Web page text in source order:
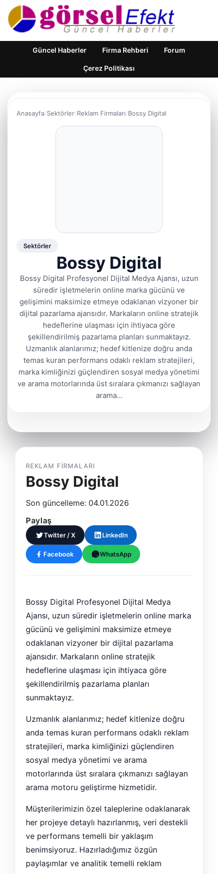
Güncel Haberler Firma Rehberi Forum
Çerez Politikası
Anasayfa Sektörler Reklam Firmaları Bossy Digital
Sektörler
Bossy Digital
Bossy Digital Profesyonel Dijital Medya Ajansı, uzun
süredir işletmelerin online marka gücünü ve
gelişimini maksimize etmeye odaklanan vizyoner bir
dijital pazarlama ajansıdır. Markaların online stratejik
hedeflerine ulaşması için ihtiyaca göre
şekillendirilmiş pazarlama planları sunmaktayız.
Uzmanlık alanlarımız; hedef kitlenize doğru anda
temas kuran performans odaklı reklam stratejileri,
marka kimliğinizi güçlendiren sosyal medya yönetimi
ve arama motorlarında üst sıralara çıkmanızı sağlayan
arama…
REKLAM FIRMALARI
Bossy Digital
Son güncelleme: 04.01.2026
Paylaş
Twitter / X LinkedIn
Facebook WhatsApp
Bossy Digital Profesyonel Dijital Medya
Ajansı, uzun süredir işletmelerin online marka
gücünü ve gelişimini maksimize etmeye
odaklanan vizyoner bir dijital pazarlama
ajansıdır. Markaların online stratejik
hedeflerine ulaşması için ihtiyaca göre
şekillendirilmiş pazarlama planları
sunmaktayız.
Uzmanlık alanlarımız; hedef kitlenize doğru
anda temas kuran performans odaklı reklam
stratejileri, marka kimliğinizi güçlendiren
sosyal medya yönetimi ve arama
motorlarında üst sıralara çıkmanızı sağlayan
arama motoru geliştirme hizmetidir.
Müşterilerimizin özel taleplerine odaklanarak
her projeye detaylı hazırlanmış, veri destekli
ve performans temelli bir yaklaşım
benimsiyoruz. Hazırladığımız özgün
paylaşımlar ve analitik temelli reklam